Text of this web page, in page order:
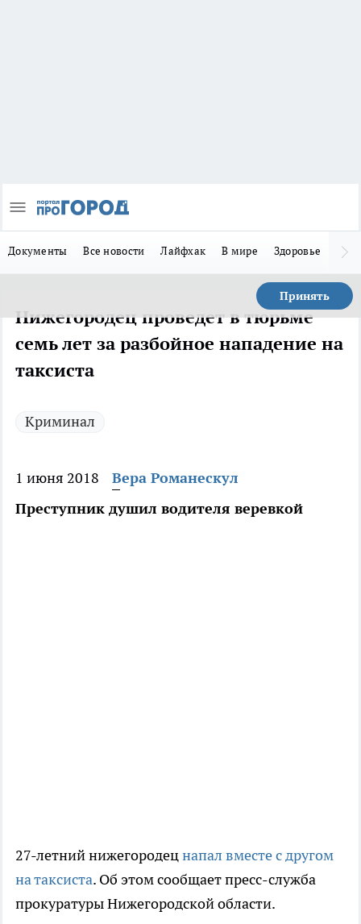
Документы Все новости Лайфхак В мире Здоровье
Принять
Нижегородец проведет в тюрьме
семь лет за разбойное нападение на
таксиста
Криминал
1 июня 2018
Вера Романескул
Преступник душил водителя веревкой
27-летний нижегородецнапал вместе с другом
на таксиста. Об этом сообщает пресс-служба
прокуратуры Нижегородской области.